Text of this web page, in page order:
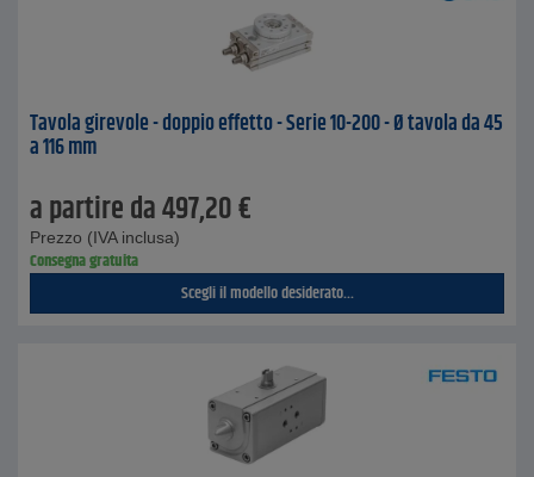
Tavola girevole - doppio effetto - Serie 10-200 - Ø tavola da 45
a 116 mm
a partire da497,20€
Prezzo (IVA inclusa)
Consegna gratuita
Scegli il modello desiderato...